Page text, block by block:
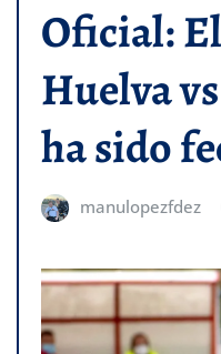
Oficial:
Huelva
ha sido
manulopezfdez